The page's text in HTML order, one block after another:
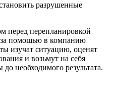
разрушенные
перед перепланировкой
за помощью в компанию
изучат ситуацию, оценят
и возьмут на себя
необходимого результата.